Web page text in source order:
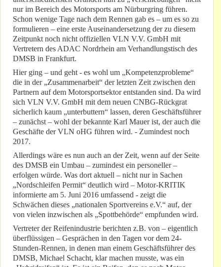
nur im Bereich des Motorsports am Nürburgring führen.
Schon wenige Tage nach dem Rennen gab es – um es so zu
formulieren – eine erste Auseinandersetzung der zu diesem
Zeitpunkt noch nicht offiziellen VLN V.V. GmbH mit
Vertretern des ADAC Nordrhein am Verhandlungstisch des
DMSB in Frankfurt.
Hier ging – und geht - es wohl um „Kompetenzprobleme“
die in der „Zusammenarbeit“ der letzten Zeit zwischen den
Partnern auf dem Motorsportsektor entstanden sind. Da wird
sich VLN V.V. GmbH mit dem neuen CNBG-Rückgrat
sicherlich kaum „unterbuttern“ lassen, deren Geschäftsführer
– zunächst – wohl der bekannte Karl Mauer ist, der auch die
Geschäfte der VLN oHG führen wird. - Zumindest noch
2017.
Allerdings wäre es nun auch an der Zeit, wenn auf der Seite
des DMSB ein Umbau – zumindest ein personeller –
erfolgen würde. Was dort aktuell – nicht nur in Sachen
„Nordschleifen Permit“ deutlich wird – Motor-KRITIK
informierte am 5. Juni 2016 umfassend - zeigt die
Schwächen dieses „nationalen Sportvereins e.V.“ auf, der
von vielen inzwischen als „Spottbehörde“ empfunden wird.
Vertreter der Reifenindustrie berichten z.B. von – eigentlich
überflüssigen – Gesprächen in den Tagen vor dem 24-
Stunden-Rennen, in denen man einem Geschäftsführer des
DMSB, Michael Schacht, klar machen musste, was ein